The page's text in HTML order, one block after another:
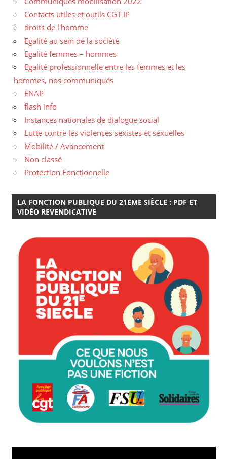
Contacts utiles et outils CGT IP
droits de l'homme
Egalité au sein de la société
Egalité femmes – hommes
Egalité professionnelle entre les femmes et les
hommes, nos communiqués
ENAP
flash info
Instances nationales de dialogue social
Lutte contre les violences sexistes et sexuelles
Mobilité / Avancement
Non classé
Protection Fonctionnelle
LA FONCTION PUBLIQUE DU 21EME SIÈCLE : PDF ET
VIDÉO REVENDICATIVE